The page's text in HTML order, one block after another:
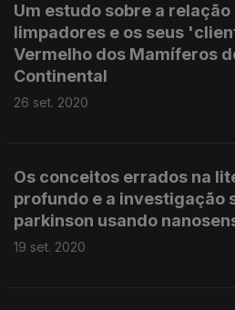
Um estudo sobre a
limpadores e os seus
Vermelho dos Mamíferos
Continental
26 set. 2020
Os conceitos errados na
profundo e a investigação
parkinson usando
19 set. 2020